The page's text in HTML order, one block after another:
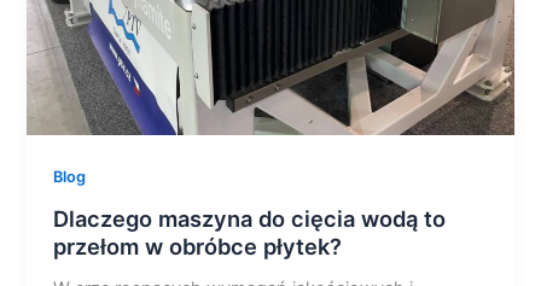
Blog
Dlaczego maszyna do cięcia wodą to
przełom w obróbce płytek?
obróbce
płytek?